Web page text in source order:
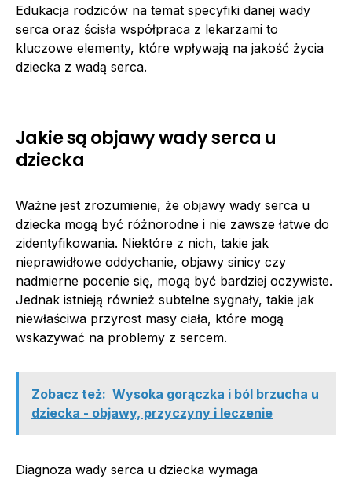
Edukacja rodziców na temat specyfiki danej wady
serca oraz ścisła współpraca z lekarzami to
kluczowe elementy, które wpływają na jakość życia
dziecka z wadą serca.
Jakie są objawy wady serca u
dziecka
Ważne jest zrozumienie, że objawy wady serca u
dziecka mogą być różnorodne i nie zawsze łatwe do
zidentyfikowania. Niektóre z nich, takie jak
nieprawidłowe oddychanie, objawy sinicy czy
nadmierne pocenie się, mogą być bardziej oczywiste.
Jednak istnieją również subtelne sygnały, takie jak
niewłaściwa przyrost masy ciała, które mogą
wskazywać na problemy z sercem.
Zobacz też: Wysoka gorączka i ból brzucha u
dziecka - objawy, przyczyny i leczenie
Diagnoza wady serca u dziecka wymaga